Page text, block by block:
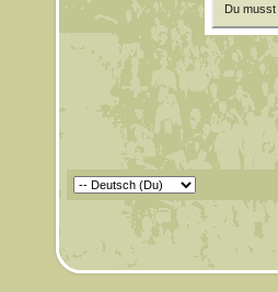
Du musst